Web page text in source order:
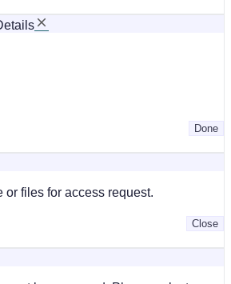
Done
or files for access request.
Close